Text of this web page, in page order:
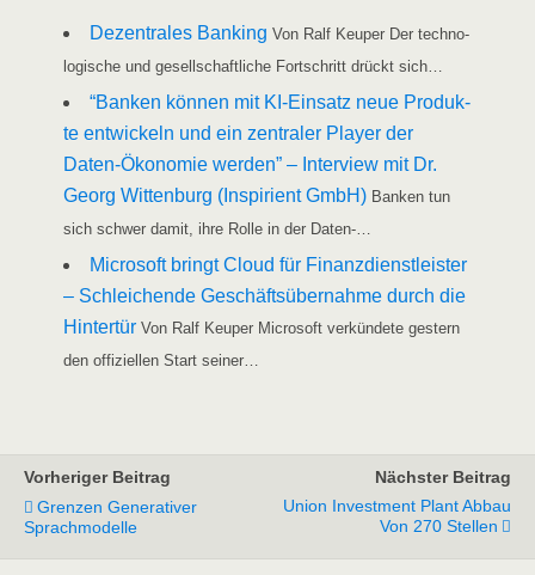
Dezen­tra­les Ban­king Von Ralf Keu­per Der tech­no­
lo­gi­sche und gesell­schaft­li­che Fort­schritt drückt sich…
“Ban­ken kön­nen mit KI-Ein­­satz neue Pro­duk­
te ent­wi­ckeln und ein zen­tra­ler Play­er der
Daten-Öko­­­no­­mie wer­den” – Inter­view mit Dr.
Georg Wit­ten­burg (Inspi­ri­ent GmbH) Ban­ken tun
sich schwer damit, ihre Rol­le in der Daten-…
Micro­soft bringt Cloud für Finanz­dienst­leis­ter
– Schlei­chen­de Geschäfts­über­nah­me durch die
Hin­ter­tür Von Ralf Keu­per Micro­soft ver­kün­de­te ges­tern
den offi­zi­el­len Start seiner…
Vorheriger Beitrag
Grenzen Generativer
Sprachmodelle
Nächster Beitrag
Union Investment Plant Abbau
Von 270 Stellen